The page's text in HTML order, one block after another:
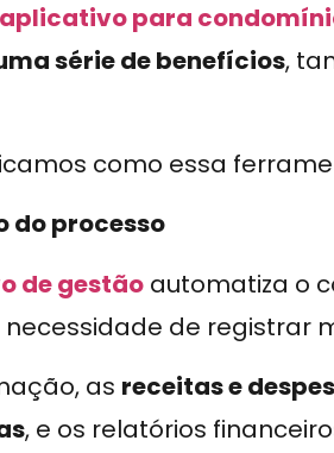
aplicativo para
série de benefícios,
como essa
do processo
de gestão automatiza o
de registrar
as receitas e
, e os relatórios